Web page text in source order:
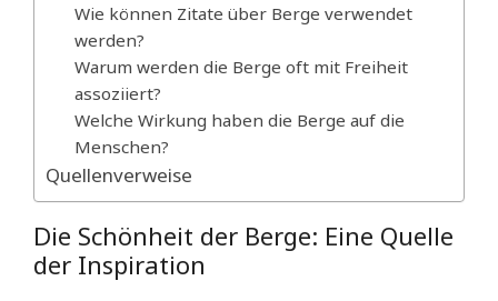
Wie können Zitate über Berge verwendet
werden?
Warum werden die Berge oft mit Freiheit
assoziiert?
Welche Wirkung haben die Berge auf die
Menschen?
Quellenverweise
Die Schönheit der Berge: Eine Quelle
der Inspiration